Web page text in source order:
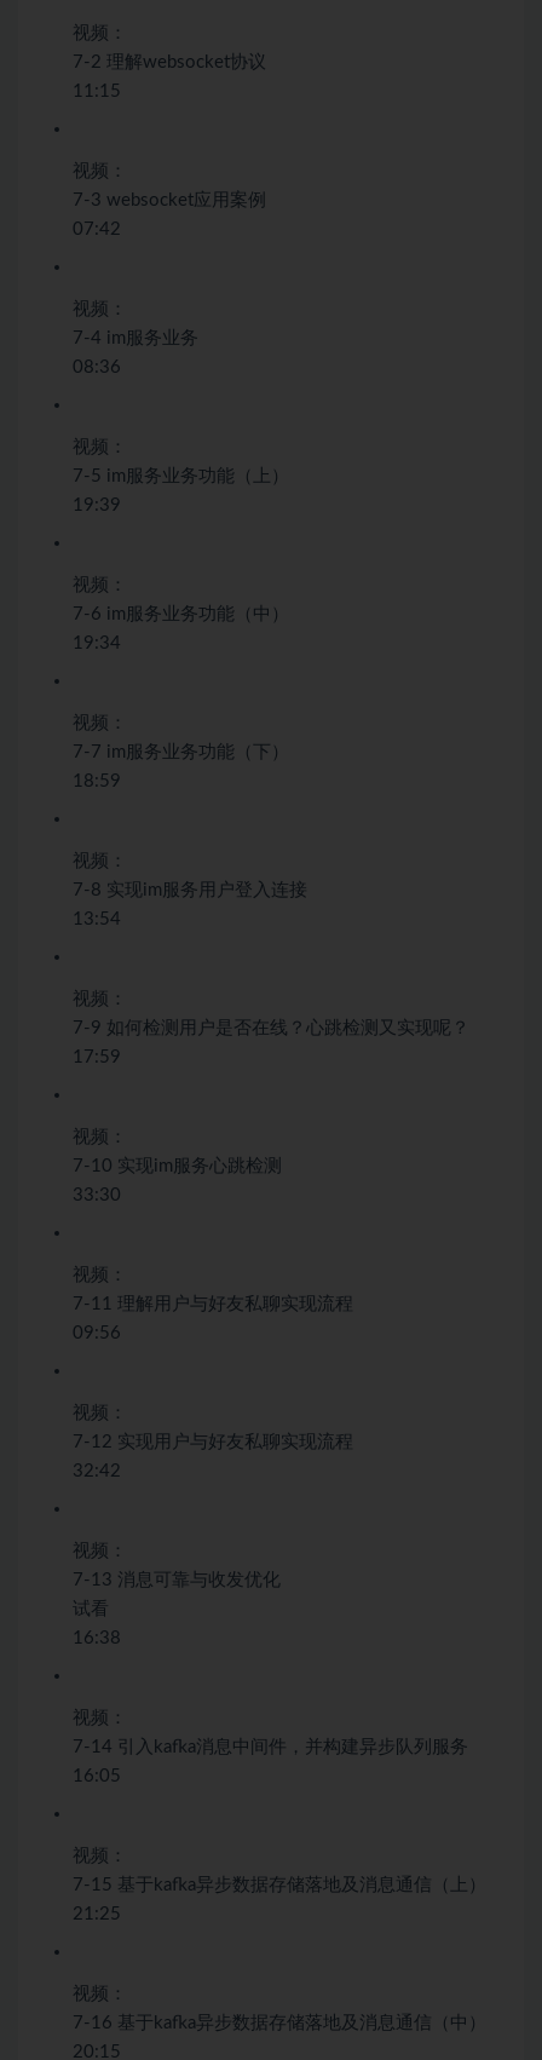
视频：
7-2 理解websocket协议
11:15
视频：
7-3 websocket应用案例
07:42
视频：
7-4 im服务业务
08:36
视频：
7-5 im服务业务功能（上）
19:39
视频：
7-6 im服务业务功能（中）
19:34
视频：
7-7 im服务业务功能（下）
18:59
视频：
7-8 实现im服务用户登入连接
13:54
视频：
7-9 如何检测用户是否在线？心跳检测又实现呢？
17:59
视频：
7-10 实现im服务心跳检测
33:30
视频：
7-11 理解用户与好友私聊实现流程
09:56
视频：
7-12 实现用户与好友私聊实现流程
32:42
视频：
7-13 消息可靠与收发优化
试看
16:38
视频：
7-14 引入kafka消息中间件，并构建异步队列服务
16:05
视频：
7-15 基于kafka异步数据存储落地及消息通信（上）
21:25
视频：
7-16 基于kafka异步数据存储落地及消息通信（中）
20:15